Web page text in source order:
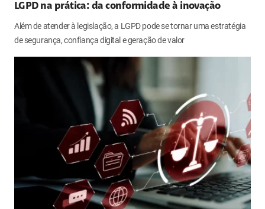
LGPD na prática: da conformidade à inovação
Além de atender à legislação, a LGPD pode se tornar uma estratégia
de segurança, confiança digital e geração de valor